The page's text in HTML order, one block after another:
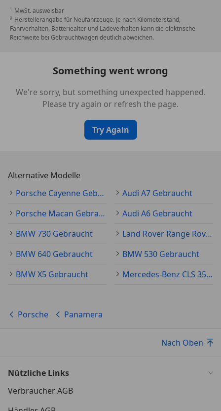
Drehzahlmesser
Einstiegsblenden mit Modellbezeichnung
(Aluminium)
Elektromotor 100 kW (Hybridantrieb)
Gepäckraumabdeckung / Rollo
Getränkehalter
Heckscheibenwischer
Hybrid 340 kW (Motor 2,9 Ltr. - 243 kW)
Innenspiegel mit Abblendautomatik
Ladekabel mit Schukostecker
Luftauslassgitter Kotflügel schwarz lackiert
Modellbezeichnung auf Heckklappe lackiert (Silber,
Hochglanz)
Parkbremse elektrisch
Reifen-Reparaturkit
Schriftzug Porsche + Modellbezeichnung lackiert
Sport-Chrono-Paket
USB-Anschlüsse im Fond (nur Ladefunktion)
Fensterzierleisten schwarz (Hochglanz)
Fußmatten
MwSt. ausweisbar
Herstellerangabe für Neufahrzeuge. Je nach Kilometerstand,
Fahrverhalten, Batteriealter und Ladeverhalten kann die elektrische
Reichweite bei Gebrauchtwagen deutlich abweichen.
Something went wrong
We're sorry, but something unexpected happened.
Please try again or refresh the page.
Try Again
Alternative Modelle
Porsche Cayenne Gebraucht
Audi A7 Gebraucht
Porsche Macan Gebraucht
Audi A6 Gebraucht
BMW 730 Gebraucht
Land Rover Range Rover Sport Gebraucht
BMW 640 Gebraucht
BMW 530 Gebraucht
BMW X5 Gebraucht
Mercedes-Benz CLS 350 Gebraucht
Porsche Panamera
Nach Oben
Nützliche Links
Verbraucher AGB